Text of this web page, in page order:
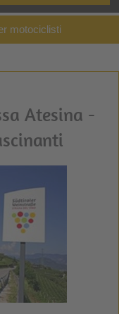
motociclisti
Atesina -